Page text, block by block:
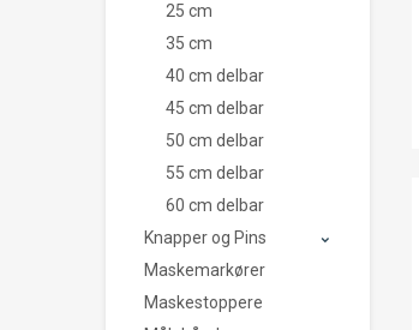
25 cm
35 cm
40 cm delbar
45 cm delbar
50 cm delbar
55 cm delbar
60 cm delbar
Knapper og Pins
Maskemarkører
Maskestoppere